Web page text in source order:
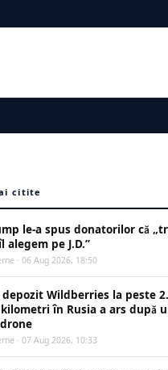
citite
le-a spus donatorilor că
alegem pe J.D.”
· 06 Aug 2026, 18:50
depozit Wildberries la peste
în Rusia a ars după
· 07 Aug 2026, 10:33